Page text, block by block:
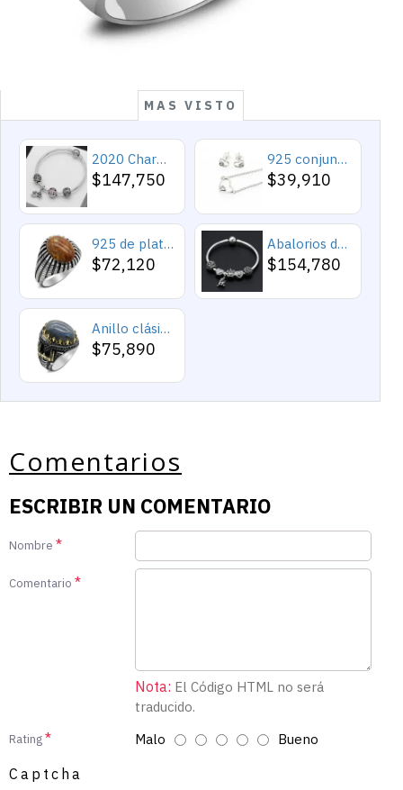
MAS VISTO
2020 Charms y cuentas de corazón, pulseras románticas de Cupido de circón rosa, joyería DIY, corazones en toda la prenda
$147,750
925 conjuntos de joyas de plata para 2019 conjunto de collares de corazón de amor para mujer regalo de joyería de boda
$39,910
925 de plata esterlina Simple personalidad Natural de ágata loco de piedra de los hombres y las mujeres anillos de tendencia Retro turco de los hombres anillos de boda
$72,120
Abalorios de plata esterlina 925 pura, abalorios de animales, elefante, hipopótamo, corazones, pulsera artesanal
$154,780
Anillo clásico de plata 925 para hombre con castillo de labradorita Natural, anillo de compromiso Retro Punk auspicioso de Turquía Constantinople
$75,890
Comentarios
ESCRIBIR UN COMENTARIO
Nombre
Comentario
Nota: El Código HTML no será
traducido.
Rating Malo Bueno
Captcha